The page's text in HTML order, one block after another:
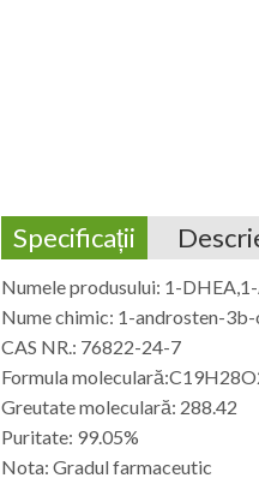
Specificații
Numele produsului: 1-
Nume chimic: 1-androsten-
CAS NR.: 76822-24-7
Formula
Greutate moleculară: 288.42
Puritate: 99.05%
Nota: Gradul farmaceutic